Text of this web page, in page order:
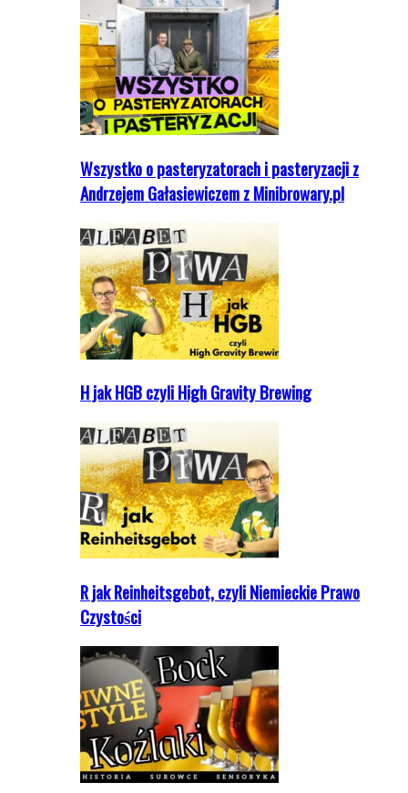
Wszystko o pasteryzatorach i pasteryzacji z
Andrzejem Gałasiewiczem z Minibrowary.pl
H jak HGB czyli High Gravity Brewing
R jak Reinheitsgebot, czyli Niemieckie Prawo
Czystości